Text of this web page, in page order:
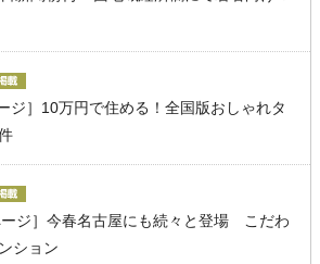
ジ］10万円で住める！全国版おしゃれタ
ージ］今春名古屋にも続々と登場 こだわ
ション